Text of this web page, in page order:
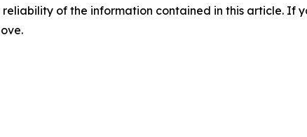
of the information contained in this article. If